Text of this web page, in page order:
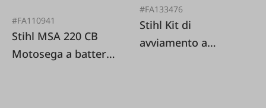
#FA110941
Stihl MSA 220 CB
Motosega a batteria
#FA133476
Stihl Kit di
avviamento a